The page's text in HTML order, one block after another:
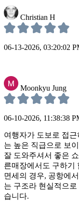
Christian H
06-13-2026, 03:20:02
Moonkyu Jung
06-10-2026, 11:38:38
여행자가 도보로 접
는 높은 직급으로 보
잘 도와주셔서 좋은
른매장에서도 구하기
면세의 경우, 공항에
는 구조라 현실적으
습니다.